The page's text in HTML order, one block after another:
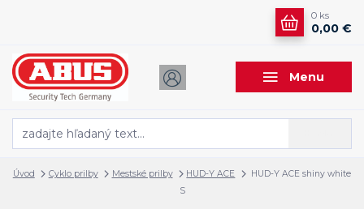
Menu
0 ks
0,00 €
Úvod Cyklo prilby Mestské prilby HUD-Y ACE
HUD-Y ACE shiny white
S